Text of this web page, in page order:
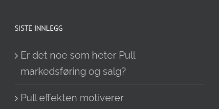
SISTE INNLEGG
Er det noe som heter Pull
markedsføring og salg?
Pull effekten motiverer